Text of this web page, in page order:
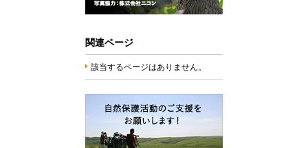
関連ページ
該当するページはありません。